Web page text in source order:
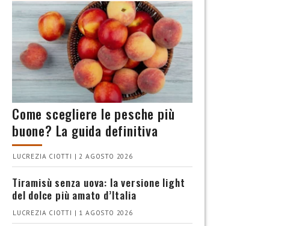
Come scegliere le pesche più
buone? La guida definitiva
LUCREZIA CIOTTI | 2 AGOSTO 2026
Tiramisù senza uova: la versione light
del dolce più amato d’Italia
LUCREZIA CIOTTI | 1 AGOSTO 2026